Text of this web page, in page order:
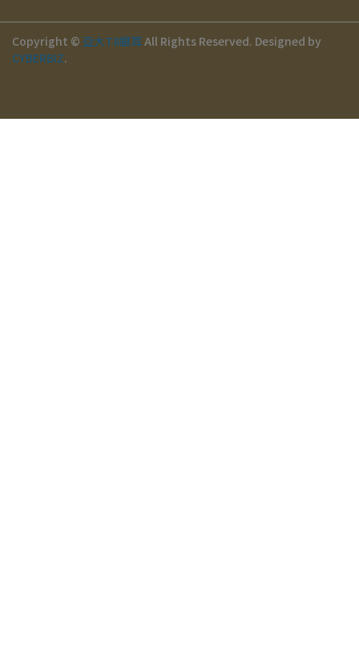
Copyright © 亞大T8銀耳All Rights Reserved. Designed by
CYBERBIZ.